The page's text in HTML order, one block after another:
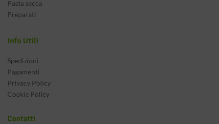
Pasta secca
Preparati
Info Utili
Spedizioni
Pagamenti
Privacy Policy
Cookie Policy
Contatti